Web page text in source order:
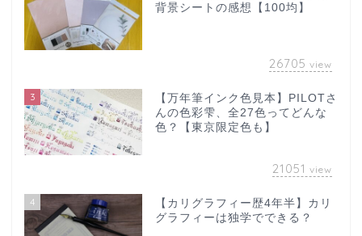
背景シートの感想【100均】
26705 view
3
【万年筆インク色見本】PILOTさ
んの色彩雫、全27色ってどんな
色？【東京限定色も】
21051 view
4
【カリグラフィー歴4年半】カリ
グラフィーは独学でできる？